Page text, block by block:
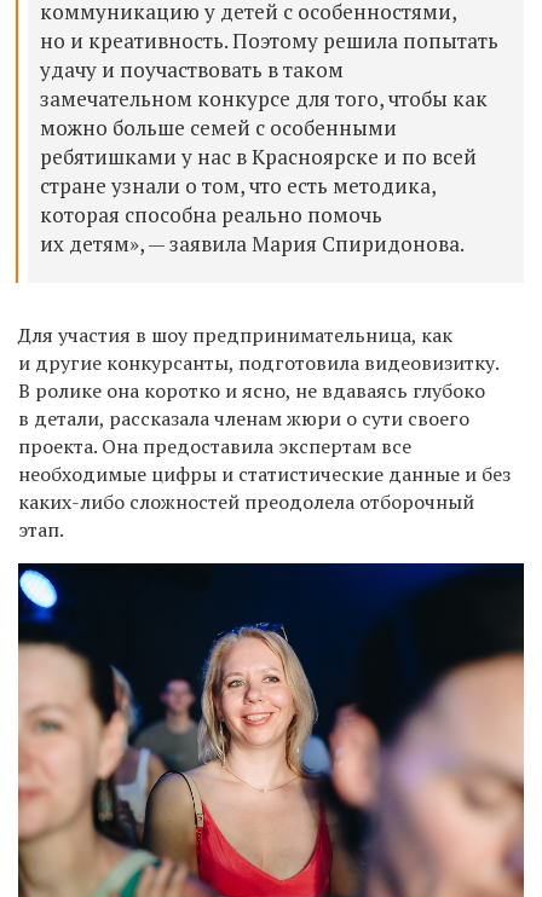
коммуникацию у детей с особенностями,
но и креативность. Поэтому решила попытать
удачу и поучаствовать в таком
замечательном конкурсе для того, чтобы как
можно больше семей с особенными
ребятишками у нас в Красноярске и по всей
стране узнали о том, что есть методика,
которая способна реально помочь
их детям», — заявила Мария Спиридонова.
Для участия в шоу предпринимательница, как
и другие конкурсанты, подготовила видеовизитку.
В ролике она коротко и ясно, не вдаваясь глубоко
в детали, рассказала членам жюри о сути своего
проекта. Она предоставила экспертам все
необходимые цифры и статистические данные и без
каких-либо сложностей преодолела отборочный
этап.